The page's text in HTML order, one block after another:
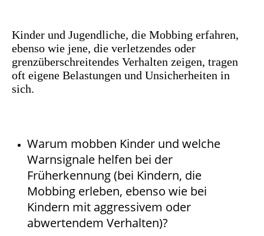
Kinder und Jugendliche, die Mobbing erfahren,
ebenso wie jene, die verletzendes oder
grenzüberschreitendes Verhalten zeigen, tragen
oft eigene Belastungen und Unsicherheiten in
sich.
Warum mobben Kinder und welche
Warnsignale helfen bei der
Früherkennung (bei Kindern, die
Mobbing erleben, ebenso wie bei
Kindern mit aggressivem oder
abwertendem Verhalten)?